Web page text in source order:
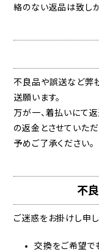
絡のない返品は致しか
不良品や誤送など弊
送願います。
万が一、着払いにて
の返金とさせていただ
予めご了承ください。
不
ご迷惑をお掛けし申
交換をご希望で